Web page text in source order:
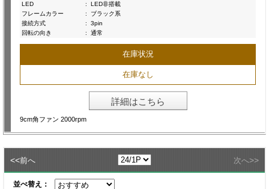
LED
:
LED非搭載
フレームカラー
:
ブラック系
接続方式
:
3pin
回転の向き
: 通常
在庫状況
在庫なし
詳細はこちら
9cm角ファン 2000rpm
<<前へ 次へ>>
並べ替え：